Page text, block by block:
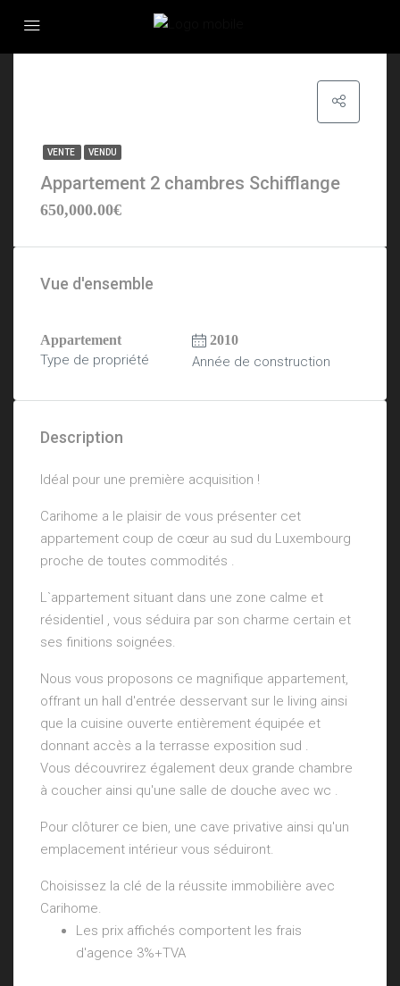
VENTE VENDU
Appartement 2 chambres Schifflange
650,000.00€
Vue d'ensemble
Appartement
Type de propriété
2010
Année de construction
Description
Idéal pour une première acquisition !
Carihome a le plaisir de vous présenter cet
appartement coup de cœur au sud du Luxembourg
proche de toutes commodités .
L`appartement situant dans une zone calme et
résidentiel , vous séduira par son charme certain et
ses finitions soignées.
Nous vous proposons ce magnifique appartement,
offrant un hall d'entrée desservant sur le living ainsi
que la cuisine ouverte entièrement équipée et
donnant accès a la terrasse exposition sud .
Vous découvrirez également deux grande chambre
à coucher ainsi qu'une salle de douche avec wc .
Pour clôturer ce bien, une cave privative ainsi qu'un
emplacement intérieur vous séduiront.
Choisissez la clé de la réussite immobilière avec
Carihome.
Les prix affichés comportent les frais
d'agence 3%+TVA